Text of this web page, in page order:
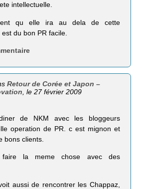
intellectuelle.
qu elle ira au dela de cette
du bon PR facile.
Retour de Corée et Japon –
, le 27 février 2009
de NKM avec les bloggeurs
operation de PR. c est mignon et
bons clients.
la meme chose avec des
aussi de rencontrer les Chappaz,